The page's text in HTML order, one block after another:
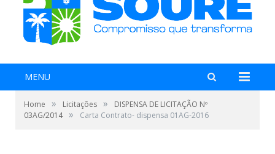
MENU
Home » Licitações »
DISPENSA DE LICITAÇÃO Nº
03AG/2014 » Carta Contrato- dispensa 01AG-2016